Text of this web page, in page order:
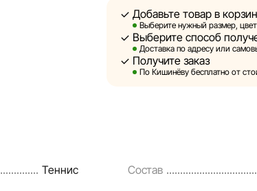
быть размещены на нашем
Sportlandia оставляет за
предварительного
и потребительские
порядке и без
Добавьте товар в
Выберите нужный размер,
Выберите способ
Доставка по адресу или
Получите заказ
По Кишинёву бесплатно от
Теннис Состав